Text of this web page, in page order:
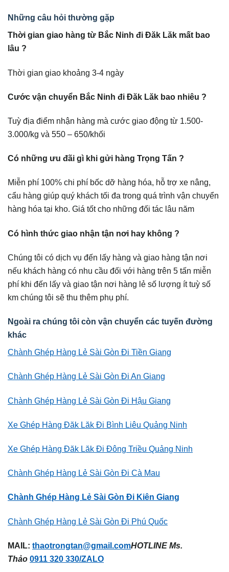
Những câu hỏi thường gặp
Thời gian giao hàng từ Bắc Ninh đi Đăk Lăk mất bao
lâu ?
Thời gian giao khoảng 3-4 ngày
Cước vận chuyển Bắc Ninh đi Đăk Lăk bao nhiêu ?
Tuỳ địa điểm nhận hàng mà cước giao động từ 1.500-
3.000/kg và 550 – 650/khối
Có những ưu đãi gì khi gửi hàng Trọng Tấn ?
Miễn phí 100% chi phí bốc dỡ hàng hóa, hỗ trợ xe nâng,
cẩu hàng giúp quý khách tối đa trong quá trình vận chuyển
hàng hóa tại kho. Giá tốt cho những đối tác lâu năm
Có hình thức giao nhận tận nơi hay không ?
Chúng tôi có dịch vụ đến lấy hàng và giao hàng tận nơi
nếu khách hàng có nhu cầu đối với hàng trên 5 tấn miễn
phí khi đến lấy và giao tận nơi hàng lẻ số lượng ít tuỳ số
km chúng tôi sẽ thu thêm phụ phí.
Ngoài ra chúng tôi còn vận chuyển các tuyến đường
khác
Chành Ghép Hàng Lẻ Sài Gòn Đi Tiền Giang
Chành Ghép Hàng Lẻ Sài Gòn Đi An Giang
Chành Ghép Hàng Lẻ Sài Gòn Đi Hậu Giang
Xe Ghép Hàng Đăk Lăk Đi Bình Liêu Quảng Ninh
Xe Ghép Hàng Đăk Lăk Đi Đông Triều Quảng Ninh
Chành Ghép Hàng Lẻ Sài Gòn Đi Cà Mau
Chành Ghép Hàng Lẻ Sài Gòn Đi Kiên Giang
Chành Ghép Hàng Lẻ Sài Gòn Đi Phú Quốc
MAIL: thaotrongtan@gmail.comHOTLINE Ms.
Thảo 0911 320 330/ZALO